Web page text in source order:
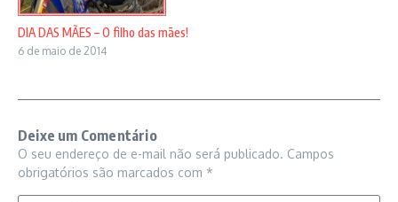
DIA DAS MÃES – O filho das mães!
6 de maio de 2014
Deixe um Comentário
O seu endereço de e-mail não será publicado. Campos
obrigatórios são marcados com *